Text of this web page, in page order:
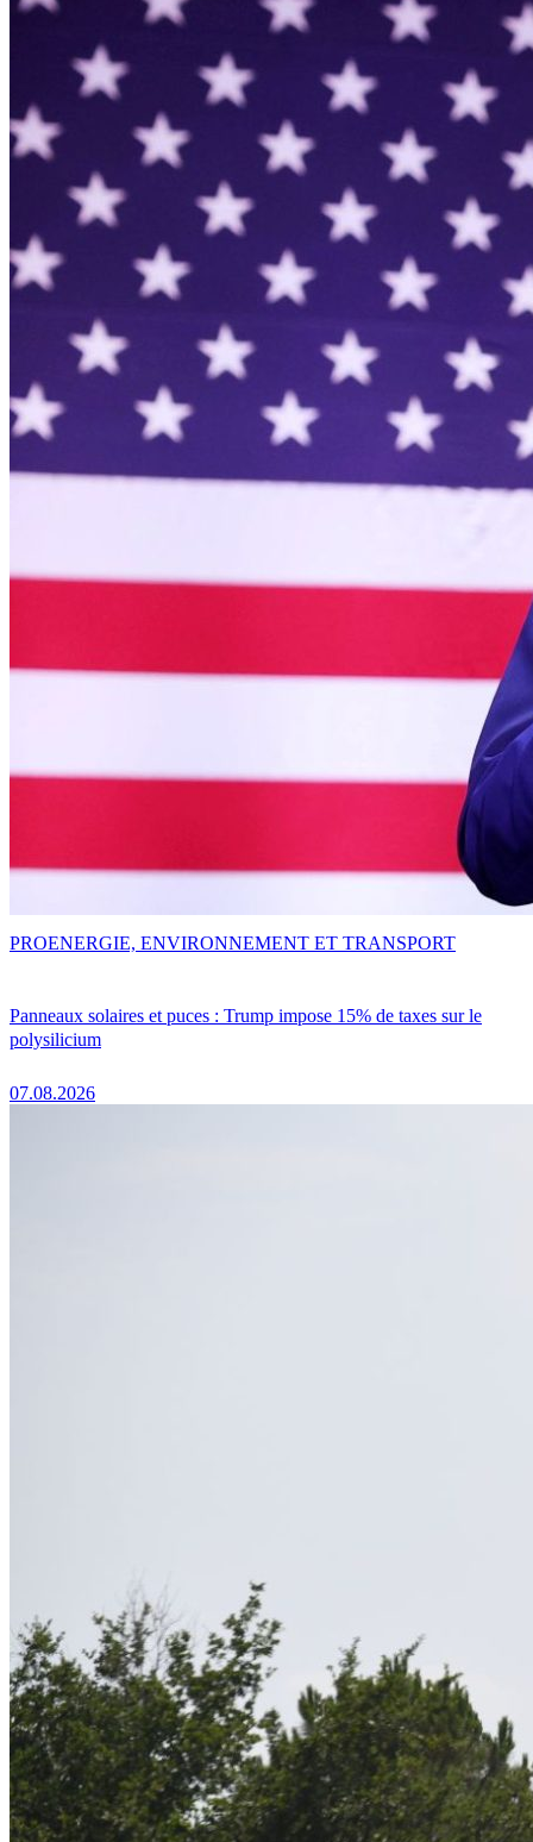
Panneaux solaires et puces : Trump impose 15% de taxes sur le
polysilicium
07.08.2026
PROENERGIE, ENVIRONNEMENT ET TRANSPORT